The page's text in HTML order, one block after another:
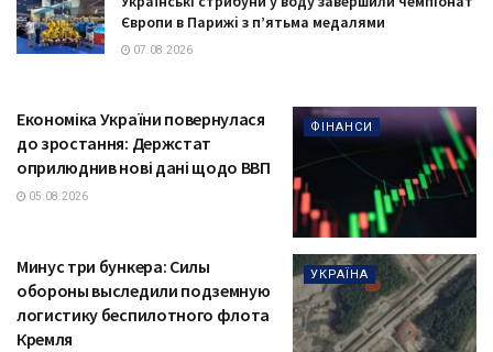
Європи в Парижі з п’ятьма медалями
07.08.2026
ФІНАНСИ
Економіка України повернулася
до зростання: Держстат
оприлюднив нові дані щодо ВВП
05.08.2026
УКРАЇНА
Минус три бункера: Силы
обороны выследили подземную
логистику беспилотного флота
Кремля